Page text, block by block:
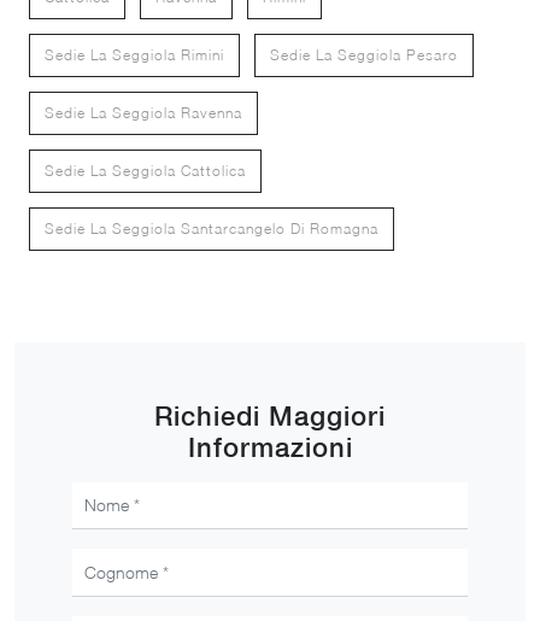
Sedie La Seggiola Rimini Sedie La Seggiola Pesaro
Sedie La Seggiola Ravenna
Sedie La Seggiola Cattolica
Sedie La Seggiola Santarcangelo Di Romagna
Richiedi Maggiori
Informazioni